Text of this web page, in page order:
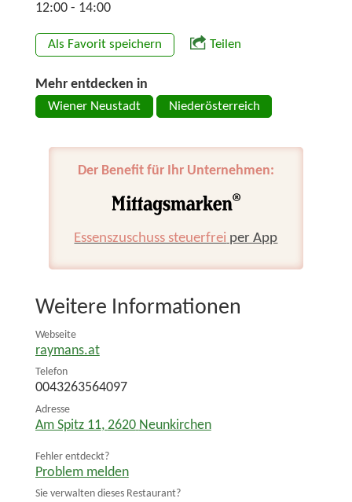
12:00 - 14:00
Als Favorit speichern Teilen
Mehr entdecken in
Wiener Neustadt Niederösterreich
Der Benefit für Ihr Unternehmen:
Essenszuschuss steuerfrei per App
Weitere Informationen
Webseite
raymans.at
Telefon
0043263564097
Adresse
Am Spitz 11, 2620 Neunkirchen
Fehler entdeckt?
Problem melden
Sie verwalten dieses Restaurant?